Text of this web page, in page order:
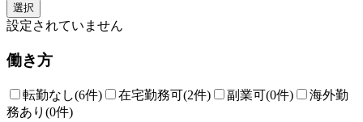
選択
設定されていません
働き方
転勤なし(6件) 在宅勤務可(2件) 副業可(0件)
海外勤
務あり (0件)